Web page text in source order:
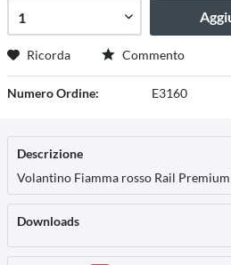
Ricorda Commento
Numero Ordine: E3160
Descrizione
Volantino Fiamma rosso Rail
Downloads